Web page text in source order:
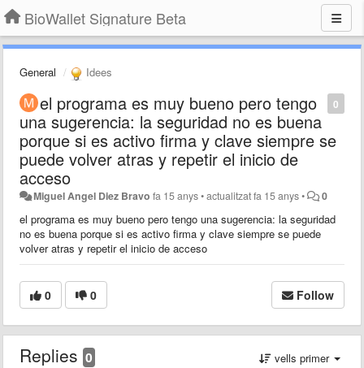
BioWallet Signature Beta
General Idees
0
el programa es muy bueno pero tengo
una sugerencia: la seguridad no es buena
porque si es activo firma y clave siempre se
puede volver atras y repetir el inicio de
acceso
Miguel Angel Diez Bravo fa 15 anys•actualitzatfa 15 anys• 0
el programa es muy bueno pero tengo una sugerencia: la seguridad
no es buena porque si es activo firma y clave siempre se puede
volver atras y repetir el inicio de acceso
0 0 Follow
Replies 0 vells primer